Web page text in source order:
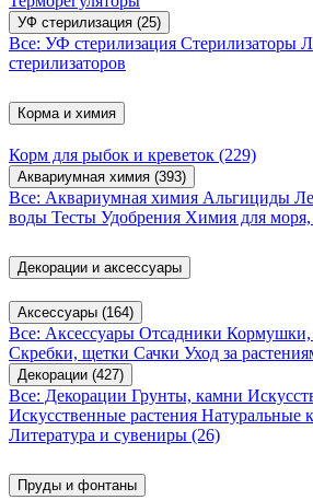
УФ стерилизация (25)
Все: УФ стерилизация Стерилизаторы
стерилизаторов
Корма и химия
Корм для рыбок и креветок (229)
Аквариумная химия (393)
Все: Аквариумная химия Альгициды
воды Тесты Удобрения Химия для моря,
Декорации и аксессуары
Аксессуары (164)
Все: Аксессуары Отсадники Кормушки,
Скребки, щетки Сачки Уход за
Декорации (427)
Все: Декорации Грунты, камни
Искусственные растения Натуральные
Литература и сувениры (26)
Пруды и фонтаны